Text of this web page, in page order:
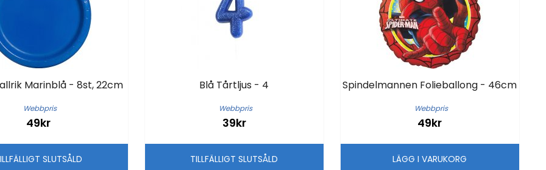
Marinblå - 8st, 22cm
Webbpris
49kr
SLUTSÅLD
Blå Tårtljus - 4
Webbpris
39kr
TILLFÄLLIGT SLUTSÅLD
Spindelmannen Folieballong - 46cm
Webbpris
49kr
LÄGG I VARUKORG